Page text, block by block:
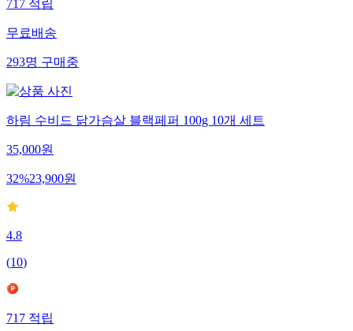
717적립
무료배송
293명구매중
하림 수비드 닭가슴살 블랙페퍼 100g 10개 세트
35,000원
32%23,900원
4.8
(10)
717적립